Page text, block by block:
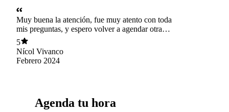
Muy buena la atención, fue muy atento con toda
mis preguntas, y espero volver a agendar otra
sesión
5
Nícol Vivanco
Febrero 2024
Agenda tu hora